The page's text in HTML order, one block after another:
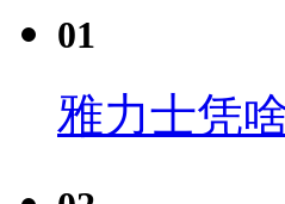
01
雅力士凭